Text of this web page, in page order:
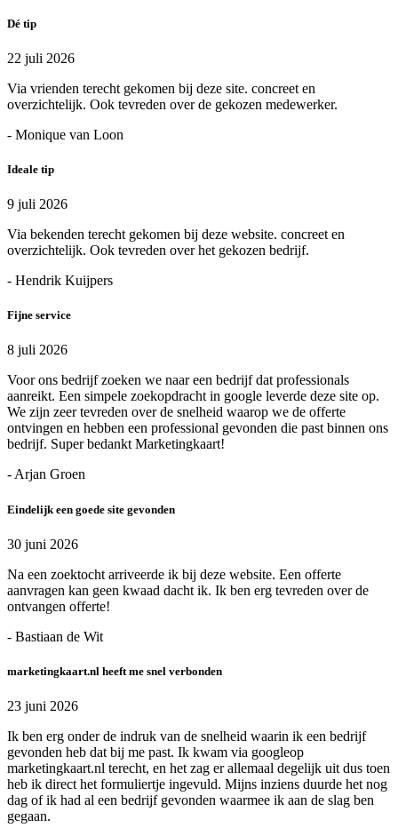
Dé tip
22 juli 2026
Via vrienden terecht gekomen bij deze site. concreet en
overzichtelijk. Ook tevreden over de gekozen medewerker.
- Monique van Loon
Ideale tip
9 juli 2026
Via bekenden terecht gekomen bij deze website. concreet en
overzichtelijk. Ook tevreden over het gekozen bedrijf.
- Hendrik Kuijpers
Fijne service
8 juli 2026
Voor ons bedrijf zoeken we naar een bedrijf dat professionals
aanreikt. Een simpele zoekopdracht in google leverde deze site op.
We zijn zeer tevreden over de snelheid waarop we de offerte
ontvingen en hebben een professional gevonden die past binnen ons
bedrijf. Super bedankt Marketingkaart!
- Arjan Groen
Eindelijk een goede site gevonden
30 juni 2026
Na een zoektocht arriveerde ik bij deze website. Een offerte
aanvragen kan geen kwaad dacht ik. Ik ben erg tevreden over de
ontvangen offerte!
- Bastiaan de Wit
marketingkaart.nl heeft me snel verbonden
23 juni 2026
Ik ben erg onder de indruk van de snelheid waarin ik een bedrijf
gevonden heb dat bij me past. Ik kwam via googleop
marketingkaart.nl terecht, en het zag er allemaal degelijk uit dus toen
heb ik direct het formuliertje ingevuld. Mijns inziens duurde het nog
dag of ik had al een bedrijf gevonden waarmee ik aan de slag ben
gegaan.